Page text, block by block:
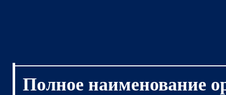
Полное наименование